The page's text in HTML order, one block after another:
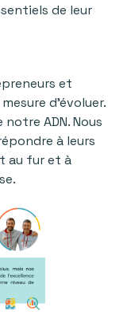
de leur
et
d’évoluer.
ADN. Nous
à leurs
au fur et à